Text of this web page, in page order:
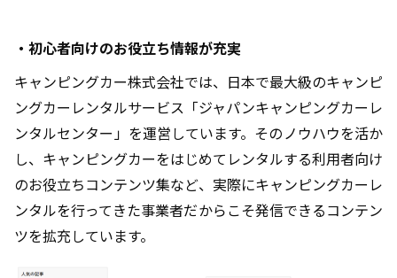
・初心者向けのお役立ち情報が充実
キャンピングカー株式会社では、日本で最大級のキャンピ
ングカーレンタルサービス「ジャパンキャンピングカーレ
ンタルセンター」を運営しています。そのノウハウを活か
し、キャンピングカーをはじめてレンタルする利用者向け
のお役立ちコンテンツ集など、実際にキャンピングカーレ
ンタルを行ってきた事業者だからこそ発信できるコンテン
ツを拡充しています。